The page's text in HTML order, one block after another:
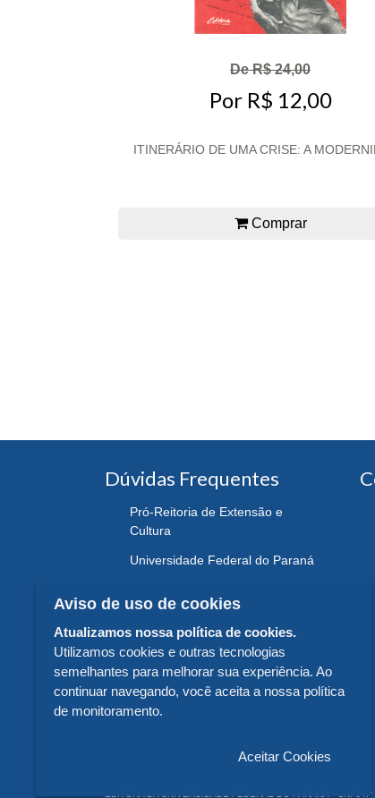
De R$ 24,00
Por R$ 12,00
ITINERÁRIO DE UMA CRISE: A
Comprar
Dúvidas Frequentes
Pró-Reitoria de Extensão e
Cultura
Universidade Federal do Paraná
EDITORA DA UNIVERSIDADE FEDERAL DO PARANÁ - CNPJ
Aviso de uso de cookies
Atualizamos nossa política de cookies.
Utilizamos cookies e outras tecnologias
semelhantes para melhorar sua experiência. Ao
continuar navegando, você aceita a nossa política
de monitoramento.
Aceitar Cookies